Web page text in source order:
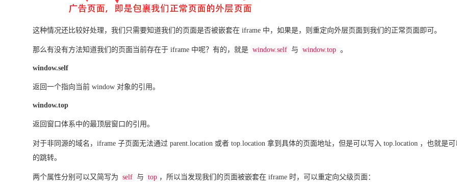
这种情况还比较好处理，我们只需要知道我们的页面是否被嵌套在 iframe 中，如果是，则重定向外层页面到我们的正常页面即可。
那么有没有方法知道我们的页面当前存在于 iframe 中呢？有的，就是 window.self 与 window.top 。
window.self
返回一个指向当前 window 对象的引用。
window.top
返回窗口体系中的最顶层窗口的引用。
对于非同源的域名，iframe 子页面无法通过 parent.location 或者 top.location 拿到具体的页面地址，但是可以写入 top.location ，也就是
的跳转。
两个属性分别可以又简写为 self 与 top ，所以当发现我们的页面被嵌套在 iframe 时，可以重定向父级页面：